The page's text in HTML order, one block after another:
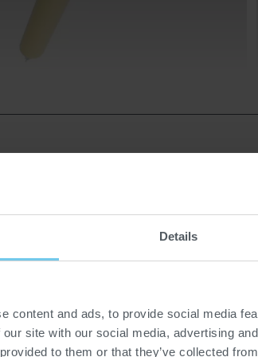
Details
content and ads, to provide social media
site with our social media, advertising
to them or that they’ve collected
FABRICATION
le torréfacteur à tambour P60 est
qualité pendant une longue période.
développement optimal des arômes et la
par heure, le P60 est la solution idéale pour